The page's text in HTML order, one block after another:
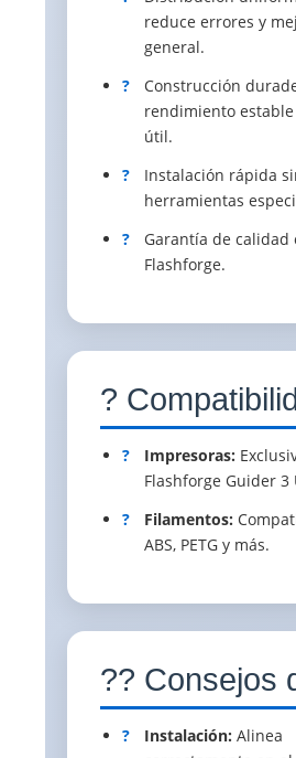
reduce errores y
general.
?
Construcción
rendimiento
útil.
?
Instalación rápida
herramientas
?
Garantía de calidad
Flashforge.
?
? Impresoras:
Flashforge Guider 3
?
Filamentos:
ABS, PETG y más.
?? Consejos
? Instalación: Alinea